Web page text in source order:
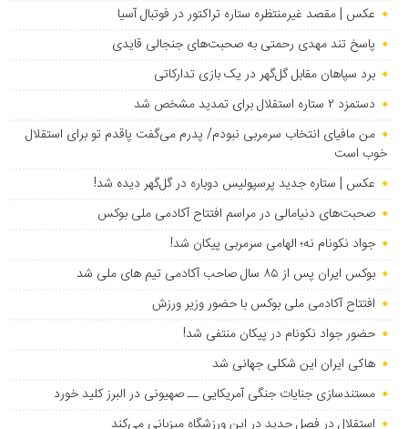
عکس | مقصد غیرمنتظره ستاره تراکتور در فوتبال آسیا
پاسخ تند مهدی رحمتی به صحبت‌های جنجالی قایدی
برد سپاهان مقابل گل‌گهر در یک بازی تدارکاتی
دستمزد ۲ ستاره استقلال برای تمدید مشخص شد
من مافیای انتخاب سرمربی نبودم/ پدرم می‌گفت پاقدم تو برای استقلال
خوب است
عکس | ستاره جدید پرسپولیس دوباره در گل‌گهر دیده شد!
صحبت‌های دنیامالی در مراسم افتتاح آکادمی ملی بوکس
جواد نکونام نه؛ الهامی سرمربی پیکان شد!
بوکس ایران پس از ۸۵ سال صاحب آکادمی تیم های ملی شد
افتتاح آکادمی ملی بوکس با حضور وزیر ورزش
حضور جواد نکونام در پیکان منتفی شد!
هاکی ایران این شکلی جهانی شد
مستندسازی جنایات جنگی آمریکایی ــ صهیونی در البرز کلید خورد
استقلال در فصل جدید در این ورزشگاه میزبانی می‌کند